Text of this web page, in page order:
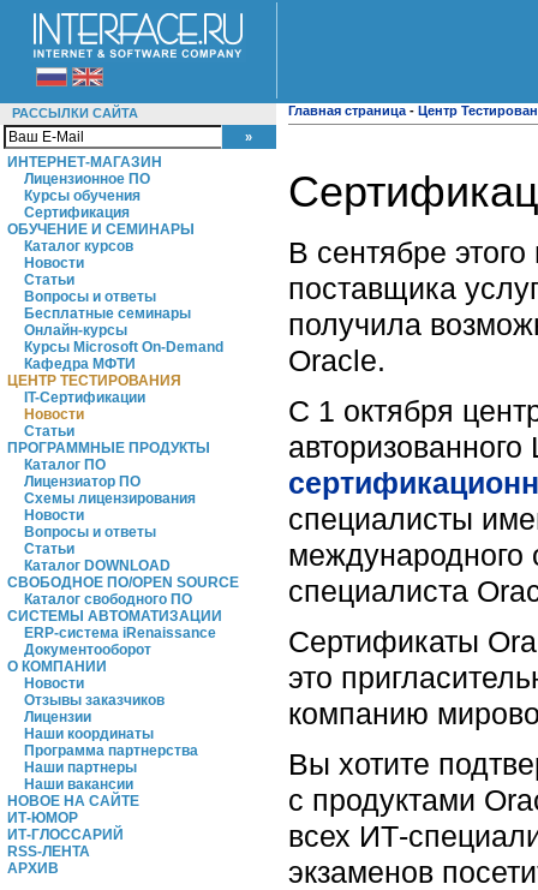
РАССЫЛКИ САЙТА
ИНТЕРНЕТ-МАГАЗИН
Лицензионное ПО
Курсы обучения
Сертификация
ОБУЧЕНИЕ И СЕМИНАРЫ
Каталог курсов
Новости
Статьи
Вопросы и ответы
Бесплатные семинары
Онлайн-курсы
Курсы Microsoft On-Demand
Кафедра МФТИ
ЦЕНТР ТЕСТИРОВАНИЯ
IT-Сертификации
Новости
Статьи
ПРОГРАММНЫЕ ПРОДУКТЫ
Каталог ПО
Лицензиатор ПО
Схемы лицензирования
Новости
Вопросы и ответы
Статьи
Каталог DOWNLOAD
СВОБОДНОЕ ПО/OPEN SOURCE
Каталог свободного ПО
СИСТЕМЫ АВТОМАТИЗАЦИИ
ERP-система iRenaissance
Документооборот
О КОМПАНИИ
Новости
Отзывы заказчиков
Лицензии
Наши координаты
Программа партнерства
Наши партнеры
Наши вакансии
НОВОЕ НА САЙТЕ
ИТ-ЮМОР
ИТ-ГЛОССАРИЙ
RSS-ЛЕНТА
АРХИВ
Главная страница - Центр
В сентябре
поставщика
получила
Oracle.
С 1 октября
специалисты
международного
специалиста
Сертификаты
это
компанию
Вы хотите
с продуктами
всех ИТ-
экзаменов